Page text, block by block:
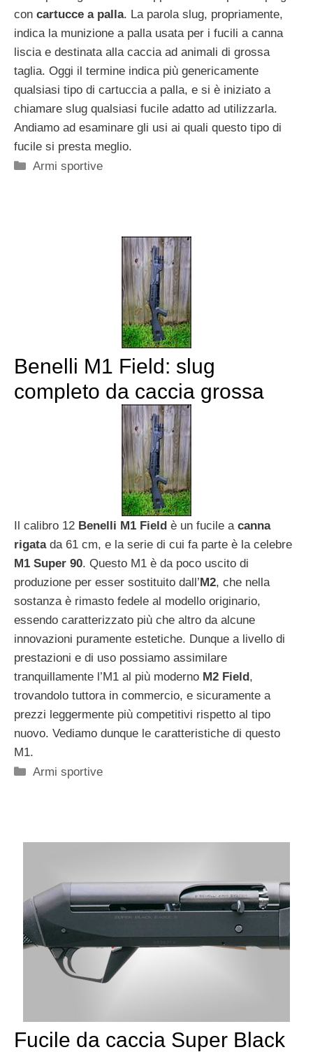
con cartucce a palla. La parola slug, propriamente,
indica la munizione a palla usata per i fucili a canna
liscia e destinata alla caccia ad animali di grossa
taglia. Oggi il termine indica più genericamente
qualsiasi tipo di cartuccia a palla, e si è iniziato a
chiamare slug qualsiasi fucile adatto ad utilizzarla.
Andiamo ad esaminare gli usi ai quali questo tipo di
fucile si presta meglio.
Categorie
Armi sportive
Benelli M1 Field: slug
completo da caccia grossa
Il calibro 12 Benelli M1 Field è un fucile a canna
rigatada 61 cm, e la serie di cui fa parte è la celebre
M1 Super 90. Questo M1 è da poco uscito di
produzione per esser sostituito dall’M2, che nella
sostanza è rimasto fedele al modello originario,
essendo caratterizzato più che altro da alcune
innovazioni puramente estetiche. Dunque a livello di
prestazioni e di uso possiamo assimilare
tranquillamente l’M1 al più moderno M2 Field,
trovandolo tuttora in commercio, e sicuramente a
prezzi leggermente più competitivi rispetto al tipo
nuovo. Vediamo dunque le caratteristiche di questo
M1.
Categorie
Armi sportive
Fucile da caccia Super Black